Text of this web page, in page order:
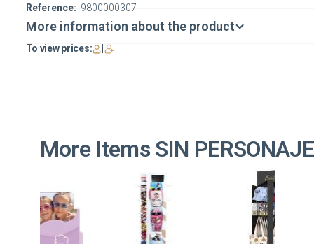
Reference: 9800000307
More information about the product
To view prices:
More Items SIN PERSONAJE